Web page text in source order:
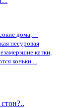
дома,—
несуровая
катки,
коньки....